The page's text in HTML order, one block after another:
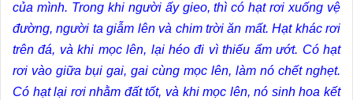
của mình. Trong khi người ấy gieo, thì có hạt rơi xuống vệ
đường, người ta giẫm lên và chim trời ăn mất. Hạt khác rơi
trên đá, và khi mọc lên, lại héo đi vì thiếu ẩm ướt. Có hạt
rơi vào giữa bụi gai, gai cùng mọc lên, làm nó chết nghẹt.
Có hạt lại rơi nhằm đất tốt, và khi mọc lên, nó sinh hoa kết